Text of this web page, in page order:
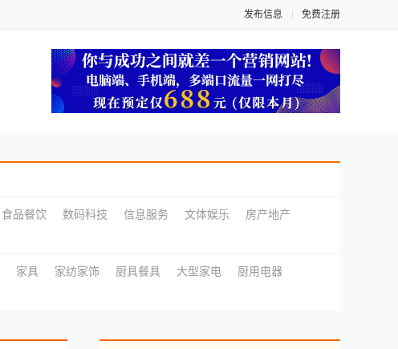
发布信息 免费注册
食品餐饮 数码科技 信息服务 文体娱乐
房产地产
家具 家纺家饰 厨具餐具 大型家电
厨用电器